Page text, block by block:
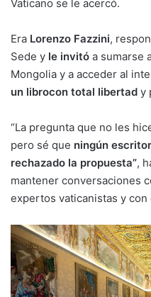
Vaticano se le acercó.
Era Lorenzo Fazzini,
Sede y le invitó a sumarse
Mongolia y a acceder al
un librocon total libertad y
“La pregunta que no les
pero sé que ningún
rechazado la propuesta”,
mantener conversaciones
expertos vaticanistas y con